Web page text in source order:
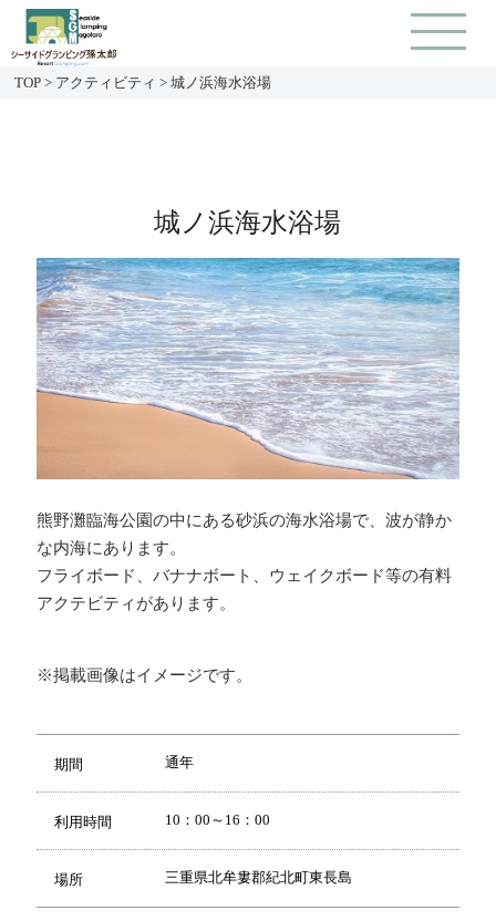
TOP > アクティビティ >城ノ浜海水浴場
城ノ浜海水浴場
熊野灘臨海公園の中にある砂浜の海水浴場で、波が静か
な内海にあります。
フライボード、バナナボート、ウェイクボード等の有料
アクテビティがあります。
※掲載画像はイメージです。
期間 通年
利用時間 10：00～16：00
場所 三重県北牟婁郡紀北町東長島